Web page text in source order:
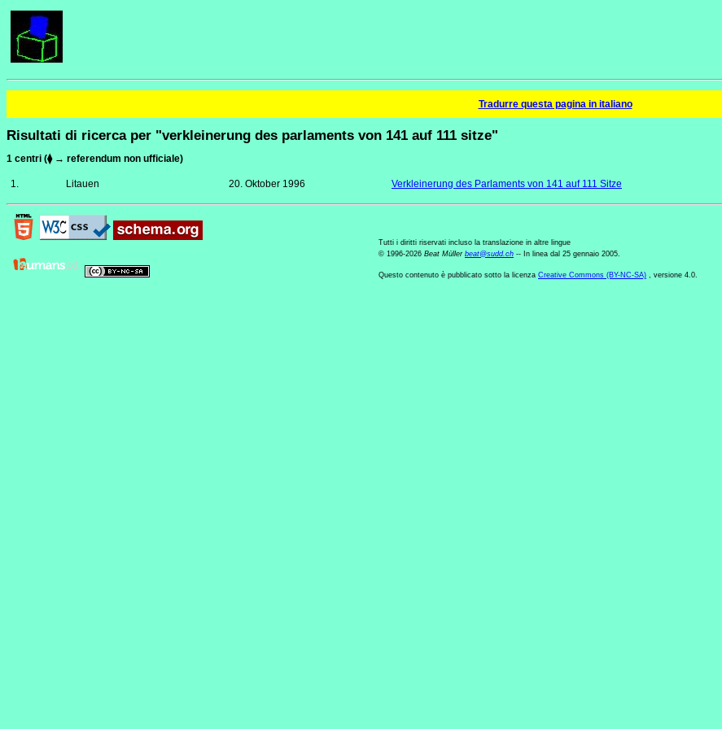
Tradurre questa pagina in italiano
Risultati di ricerca per "verkleinerung des parlaments von 141 auf 111 sitze"
1 centri (⧫ → referendum non ufficiale)
1. Litauen 20. Oktober 1996 Verkleinerung des Parlaments von 141 auf 111 Sitze
Tutti i diritti riservati incluso la translazione in altre lingue
© 1996-2026 Beat Müller beat@sudd.ch -- In linea dal 25 gennaio 2005.
Questo contenuto è pubblicato sotto la licenza Creative Commons (BY-NC-SA) , versione 4.0.